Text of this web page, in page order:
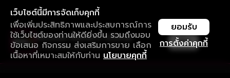
เว็บไซต์นี้มีการจัดเก็บคุกกี้
เพื่อเพิ่มประสิทธิภาพและประสบการณ์การ
ใช้เว็บไซต์ของท่านให้ดียิ่งขึ้น รวมถึงมอบ
ข้อเสนอ กิจกรรม ส่งเสริมการขาย เลือก
เนื้อหาที่เหมาะสมให้กับท่าน นโยบายคุกกี้
การตั้งค่าคุกกี้
ยอมรับ
ใช้งานแอป ลื่นไหลกว่า ไม่มีสะดุด
ดาวน์โหลดแอปเพื่อการรับชมที่ดีกว่า เปิด